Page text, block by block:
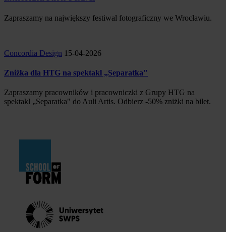
Zapraszamy na największy festiwal fotograficzny we Wrocławiu.
Concordia Design 15-04-2026
Zniżka dla HTG na spektakl „Separatka"
Zapraszamy pracowników i pracowniczki z Grupy HTG na
spektakl „Separatka" do Auli Artis. Odbierz -50% zniżki na bilet.